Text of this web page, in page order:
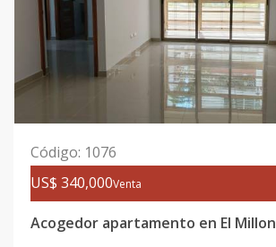
Código: 1076
US$ 340,000Venta
Acogedor apartamento en El Millon